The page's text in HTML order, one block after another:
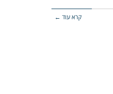
קרא עוד ←